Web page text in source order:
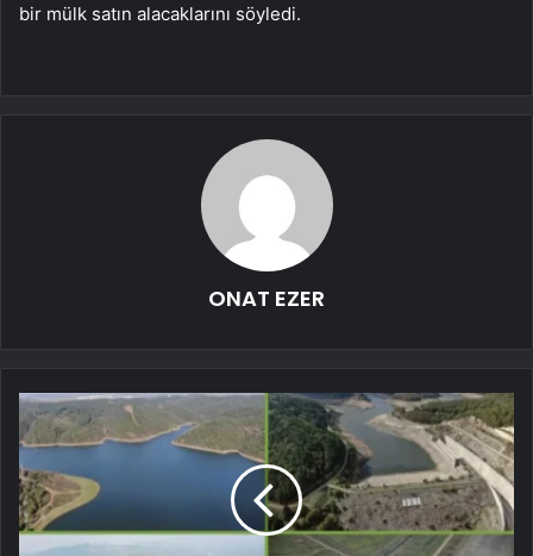
bir mülk satın alacaklarını söyledi.
ONAT EZER